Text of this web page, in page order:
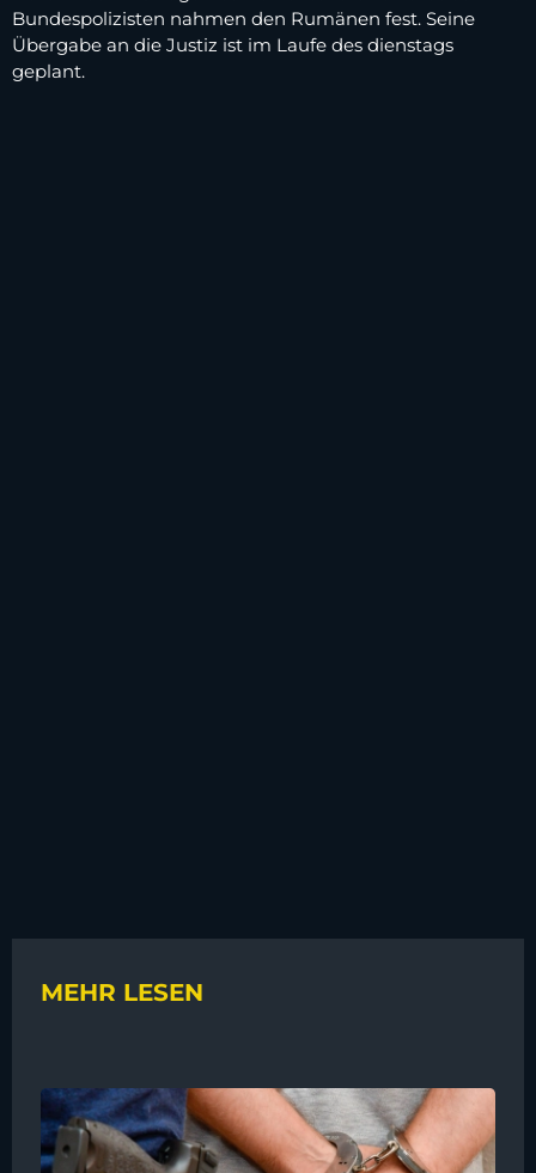
Bundespolizisten nahmen den Rumänen fest. Seine
Übergabe an die Justiz ist im Laufe des dienstags
geplant.
MEHR LESEN